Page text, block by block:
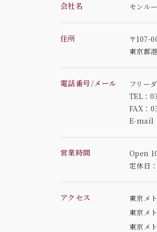
会社名 モンル
住所
〒107-
東京都
電話番号/メール
フリー
TEL：
FAX：
E-mail
営業時間
Open
定休日
アクセス
東京メ
東京メ
東京メ